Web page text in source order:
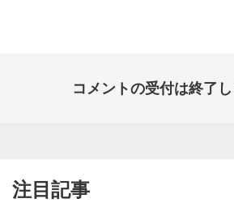
コメントの受付は終了し
注目記事